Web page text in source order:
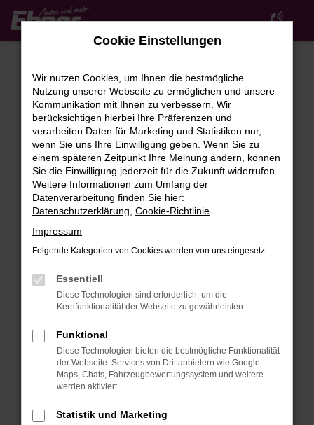
Zum
Hauptinhalt
FEHLER: NETWORK ERROR
Beim Laden ist ein Fehler aufgetreten.
Hier sind ein paar Tipps, die dir helfen können:
Überprüfe deine Firewall und deine
Internetverbindung.
Laden andere Webseiten, zum Beispiel deine
Manche Erweiterungen, wie Werbeblocker,
verhindern. Funktioniert die Seite in einem
anderen Browser oder in einem privaten
Fenster?
Starte dein Gerät neu.
Probleme zu beheben.
Cookie Einstellungen
Wir nutzen Cookies, um Ihnen die bestmögliche
Nutzung unserer Webseite zu ermöglichen und unsere
Kommunikation mit Ihnen zu verbessern. Wir
berücksichtigen hierbei Ihre Präferenzen und
verarbeiten Daten für Marketing und Statistiken nur,
wenn Sie uns Ihre Einwilligung geben. Wenn Sie zu
einem späteren Zeitpunkt Ihre Meinung ändern, können
Sie die Einwilligung jederzeit für die Zukunft widerrufen.
Weitere Informationen zum Umfang der
Datenverarbeitung finden Sie hier:
Datenschutzerklärung Cookie-Richtlinie
Impressum
Folgende Kategorien von Cookies werden von uns eingesetzt:
Essentiell
Diese Technologien sind erforderlich, um die
Kernfunktionalität der Webseite zu gewährleisten.
Funktional
Diese Technologien bieten die bestmögliche Funktionalität
der Webseite. Services von Drittanbietern wie Google
Maps, Chats, Fahrzeugbewertungssystem und weitere
werden aktiviert.
Statistik und Marketing